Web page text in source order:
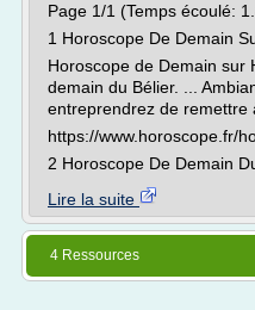
Page 1/1 (Temps écoulé:
1 Horoscope De Demain
Horoscope de Demain sur
demain du Bélier. ...
entreprendrez de remettre
https://www.horoscope.fr/
2 Horoscope De Demain
Lire la suite
4 Ressources